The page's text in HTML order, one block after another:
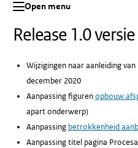
Open menu
Release 1.0
Wijzigingen naar aanleiding
december 2020
Aanpassing figurenopbouw
apart onderwerp)
Aanpassing betrokkenheid
Aanpassing titel pagina